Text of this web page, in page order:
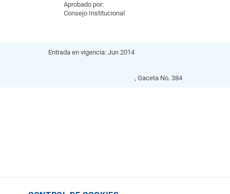
Aprobado por:
Consejo Institucional
Entrada en vigencia: Jun 2014
, Gaceta No. 384